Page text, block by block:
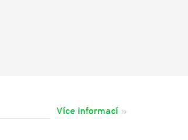
Více informací